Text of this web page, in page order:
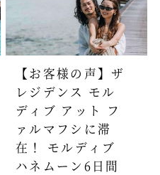
【お客様の声】ザ
レジデンス モル
ディブ アット フ
ァルマフシに滞
在！ モルディブ
ハネムーン6日間